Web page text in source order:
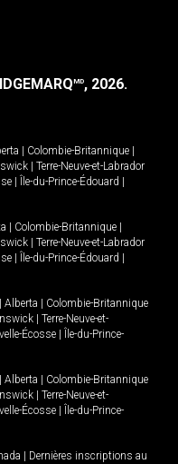
MD, 2026.
Colombie-Britannique
Terre-Neuve-et-Labrador
Île-du-Prince-Édouard
Colombie-Britannique
Terre-Neuve-et-Labrador
Île-du-Prince-Édouard
Alberta
Colombie-Britannique
Terre-Neuve-et-
Écosse
Île-du-Prince-
Alberta
Colombie-Britannique
Terre-Neuve-et-
Écosse
Île-du-Prince-
Dernières inscriptions au